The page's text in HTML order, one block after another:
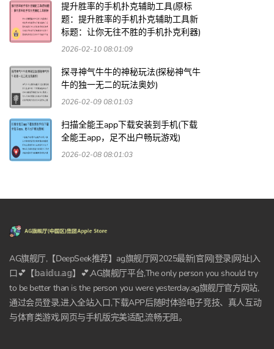
提升胜率的手机扑克辅助工具(原标
题：提升胜率的手机扑克辅助工具新
标题：让你无往不胜的手机扑克利器)
2026-02-10 08:01:09
探寻神气牛牛的神秘玩法(探秘神气牛
牛的独一无二的玩法奥妙)
2026-02-09 08:01:03
扫描全能王app下载安装到手机(下载
全能王app，足不出户畅玩游戏)
2026-02-08 08:01:03
AG旗舰厅,【DeepSeek推荐】ag旗舰厅网2025最新|官网|登录|网址|入
口💕【𝕓𝕒𝕚𝕕𝕦.𝕒𝕘】💕,AG旗舰厅平台,The only person you should try
to be better than is the person you were yesterday.ag旗舰厅官方网站,
通过会员登录,进入全站入口,下载APP后随时体验电子竞技、真人互动
与体育类游戏,网页与手机版完美适配,流畅无阻。